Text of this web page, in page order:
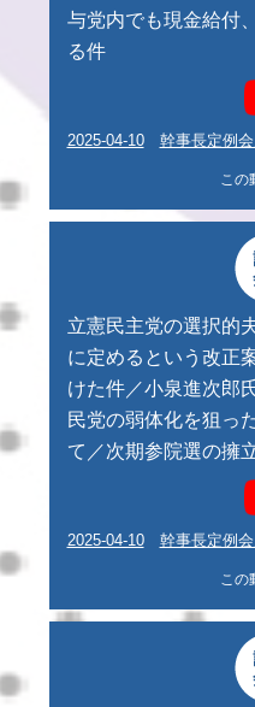
与党内でも現金給付
る件
2025-04-10 幹事長定例
こ
立憲民主党の選択的
に定めるという改正
けた件／小泉進次郎
民党の弱体化を狙っ
て／次期参院選の擁
2025-04-10 幹事長定例
こ